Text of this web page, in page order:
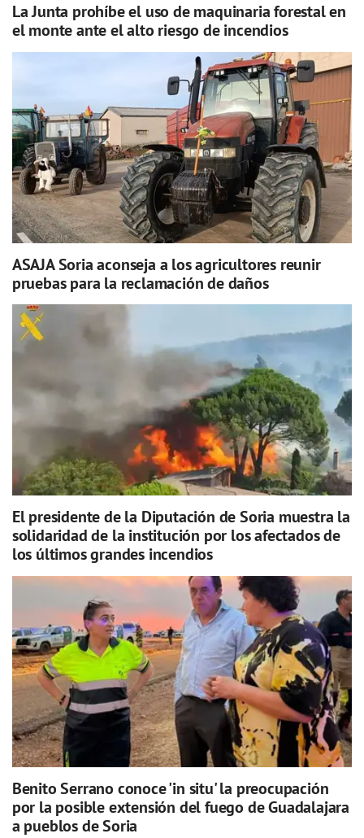
La Junta prohíbe el uso de maquinaria forestal en
el monte ante el alto riesgo de incendios
ASAJA Soria aconseja a los agricultores reunir
pruebas para la reclamación de daños
El presidente de la Diputación de Soria muestra la
solidaridad de la institución por los afectados de
los últimos grandes incendios
Benito Serrano conoce 'in situ' la preocupación
por la posible extensión del fuego de Guadalajara
a pueblos de Soria